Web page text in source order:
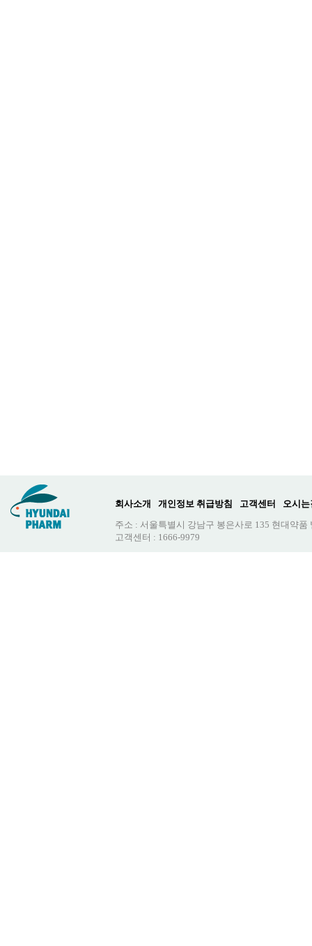
회사소개 개인정보 취급방침 고객센터
오시는
주소 : 서울특별시 강남구 봉은사로 135 현대약품
고객센터 : 1666-9979